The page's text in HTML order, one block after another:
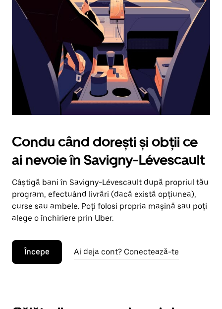
în
jos.
Închide
calendarul
apăsând
pe
butonul
Escape.
Condu când dorești și obții ce
ai nevoie în Savigny-Lévescault
Câștigă bani în Savigny-Lévescault după propriul tău
program, efectuând livrări (dacă există opțiunea),
curse sau ambele. Poți folosi propria mașină sau poți
alege o închiriere prin Uber.
Începe Ai deja cont? Conectează-te